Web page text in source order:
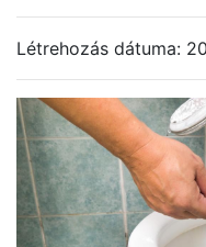
Létrehozás dátuma: